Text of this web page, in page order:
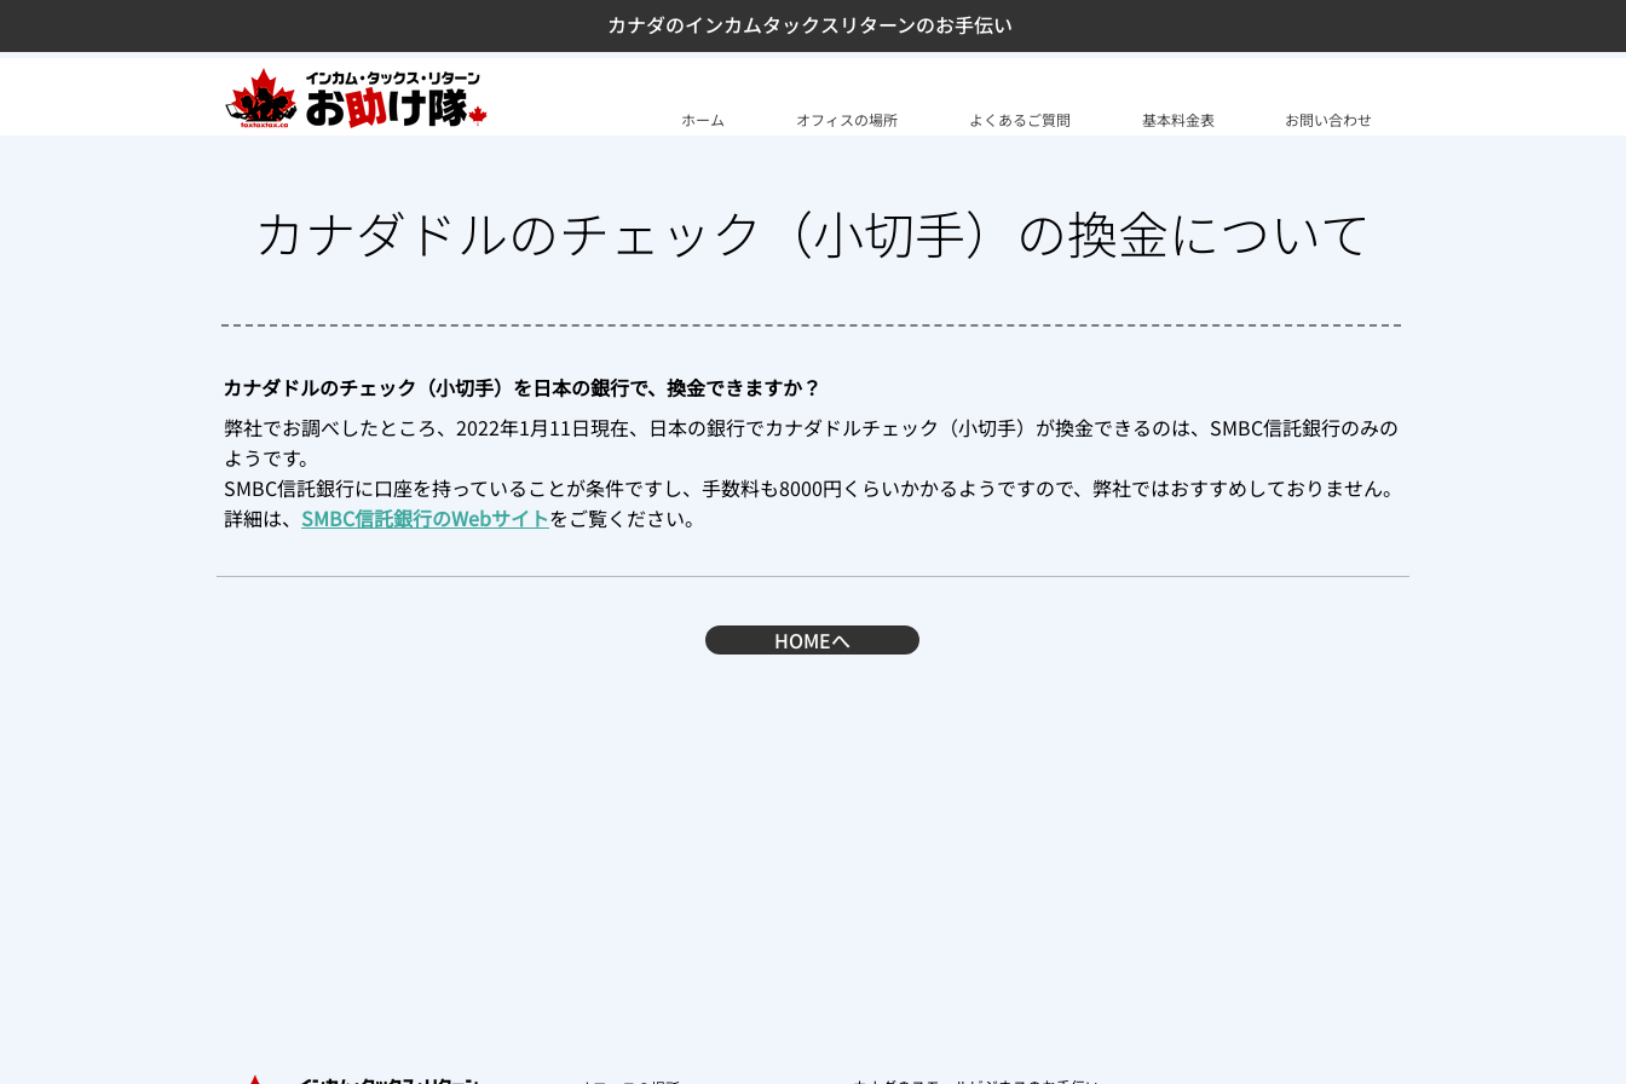
カナダのインカムタックスリターンのお手伝い
ホーム オフィスの場所 よくあるご質問 基本料金表 お問い合わせ
カナダドルのチェック（小切手）の換金について
カナダドルのチェック（小切手）を日本の銀行で、換金できますか？
弊社でお調べしたところ、2022年1月11日現在、日本の銀行でカナダドルチェック（小切手）が換金できるのは、SMBC信託銀行のみの
ようです。
SMBC信託銀行に口座を持っていることが条件ですし、手数料も8000円くらいかかるようですので、弊社ではおすすめしておりません。
詳細は、 SMBC信託銀行のWebサイトをご覧ください。
HOMEへ